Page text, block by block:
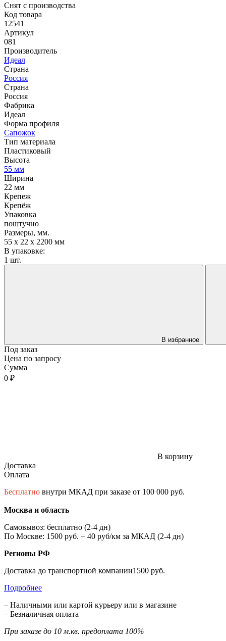
Снят с производства
Код товара
12541
Артикул
081
Производитель
Идеал
Страна
Россия
Страна
Россия
Фабрика
Идеал
Форма профиля
Сапожок
Тип материала
Пластиковый
Высота
55 мм
Ширина
22 мм
Крепеж
Крепёж
Упаковка
поштучно
Размеры, мм.
55 х 22 х 2200 мм
В упаковке:
1 шт.
В избранное
Под заказ
Цена по запросу
Сумма
0 ₽
В корзину
Доставка
Оплата
Бесплатно внутри МКАД при заказе от 100 000 руб.
Москва и область
Самовывоз: бесплатно (2-4 дн)
По Москве: 1500 руб. + 40 руб/км за МКАД (2-4 дн)
Регионы РФ
Доставка до транспортной компании1500 руб.
Подробнее
– Наличными или картой курьеру или в магазине
– Безналичная оплата
При заказе до 10 м.кв. предоплата 100%